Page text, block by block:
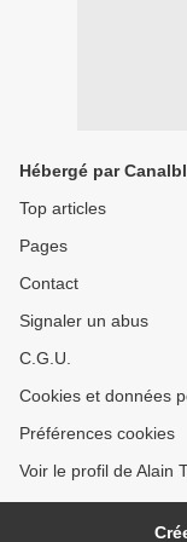
Hébergé par
Top articles
Pages
Contact
Signaler un abus
C.G.U.
Cookies et données
Préférences cookies
Voir le profil de Alain